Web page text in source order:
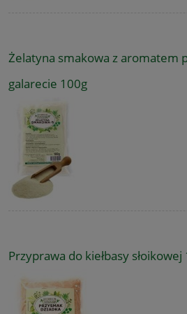
Żelatyna smakowa z aromatem
galarecie 100g
Przyprawa do kiełbasy słoikowej